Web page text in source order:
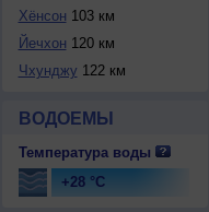
Хёнсон 103 км
Йечхон 120 км
Чхунджу 122 км
ВОДОЕМЫ
Температура воды
+28 °C